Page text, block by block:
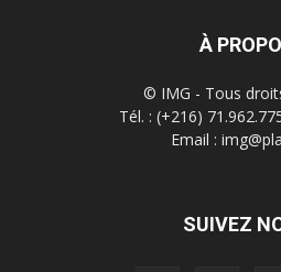
À
© IMG - Tous
Tél. : (+216)
Email :
SUIVEZ